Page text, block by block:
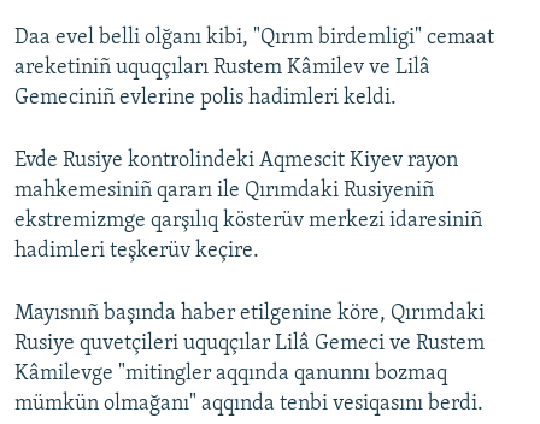
Daa evel belli olğanı kibi, "Qırım birdemligi" cemaat
areketiniñ uquqçıları Rustem Kâmilev ve Lilâ
Gemeciniñ evlerine polis hadimleri keldi.
Evde Rusiye kontrolindeki Aqmescit Kiyev rayon
mahkemesiniñ qararı ile Qırımdaki Rusiyeniñ
ekstremizmge qarşılıq kösterüv merkezi idaresiniñ
hadimleri teşkerüv keçire.
Mayısnıñ başında haber etilgenine köre, Qırımdaki
Rusiye quvetçileri uquqçılar Lilâ Gemeci ve Rustem
Kâmilevge "mitingler aqqında qanunnı bozmaq
mümkün olmağanı" aqqında tenbi vesiqasını berdi.